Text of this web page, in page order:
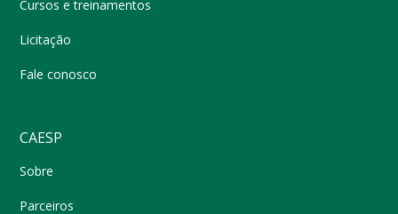
Cursos e treinamentos
Licitação
Fale conosco
CAESP
Sobre
Parceiros